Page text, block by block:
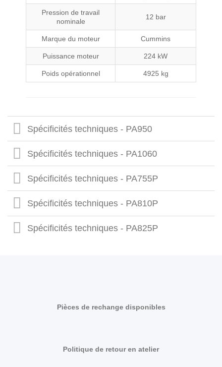
Pression de travail
nominale
12 bar
Marque du moteur Cummins
Puissance moteur 224 kW
Poids opérationnel 4925 kg
Spécificités techniques - PA950
Spécificités techniques - PA1060
Spécificités techniques - PA755P
Spécificités techniques - PA810P
Spécificités techniques - PA825P
Pièces de rechange disponibles
Politique de retour en atelier